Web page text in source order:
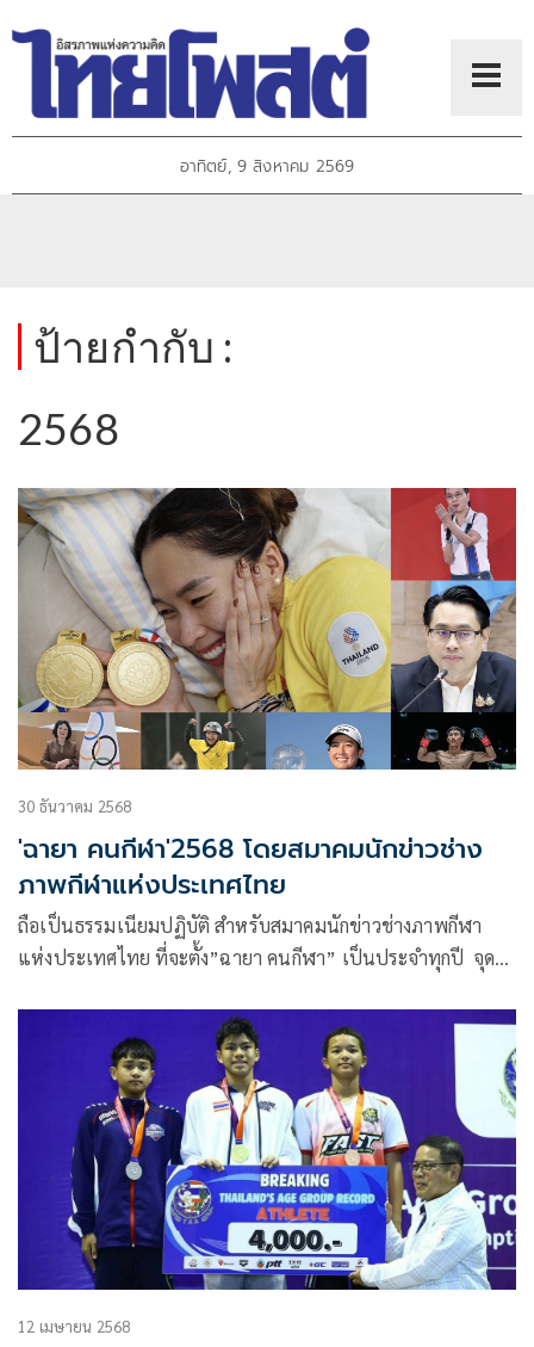
อาทิตย์, 9 สิงหาคม 2569
ป้ายกำกับ :
2568
30 ธันวาคม 2568
'ฉายา คนกีฬา'2568 โดยสมาคมนักข่าวช่าง
ภาพกีฬาแห่งประเทศไทย
ถือเป็นธรรมเนียมปฏิบัติ สำหรับสมาคมนักข่าวช่างภาพกีฬา
แห่งประเทศไทย ที่จะตั้ง”ฉายา คนกีฬา” เป็นประจำทุกปี จุด
กันเอง ใกล้ชิดกับสื่อฯด้านกีฬา ทำงานร่วมกันมาทั้งปี ก็ต้องมีการ
แซะบ้าง หยอกๆกันบ้าง ตามฉายาที่ตั้งมา ไม่ได้เป็นการลบหลู่
หรือซ้ำเติมกัน
12 เมษายน 2568